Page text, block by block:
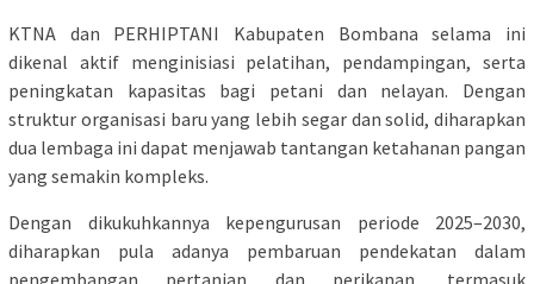
KTNA dan PERHIPTANI Kabupaten Bombana selama ini
dikenal aktif menginisiasi pelatihan, pendampingan, serta
peningkatan kapasitas bagi petani dan nelayan. Dengan
struktur organisasi baru yang lebih segar dan solid, diharapkan
dua lembaga ini dapat menjawab tantangan ketahanan pangan
yang semakin kompleks.
Dengan dikukuhkannya kepengurusan periode 2025–2030,
diharapkan pula adanya pembaruan pendekatan dalam
pengembangan pertanian dan perikanan, termasuk